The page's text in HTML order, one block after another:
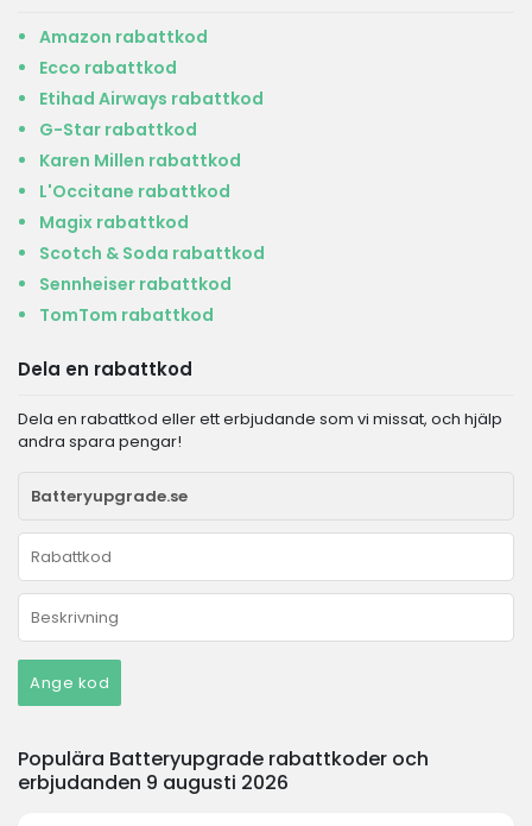
Amazon rabattkod
Ecco rabattkod
Etihad Airways rabattkod
G-Star rabattkod
Karen Millen rabattkod
L'Occitane rabattkod
Magix rabattkod
Scotch & Soda rabattkod
Sennheiser rabattkod
TomTom rabattkod
Dela en rabattkod
Dela en rabattkod eller ett erbjudande som vi missat, och hjälp
andra spara pengar!
Ange kod
Populära Batteryupgrade rabattkoder och
erbjudanden 9 augusti 2026